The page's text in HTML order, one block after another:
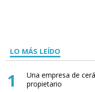
LO MÁS LEÍDO
1
Una empresa de
propietario